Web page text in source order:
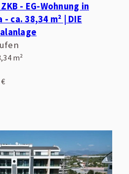
- EG-Wohnung in
ca. 38,34 m² | DIE
m²